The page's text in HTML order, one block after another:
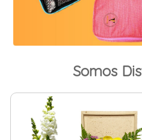
Somos